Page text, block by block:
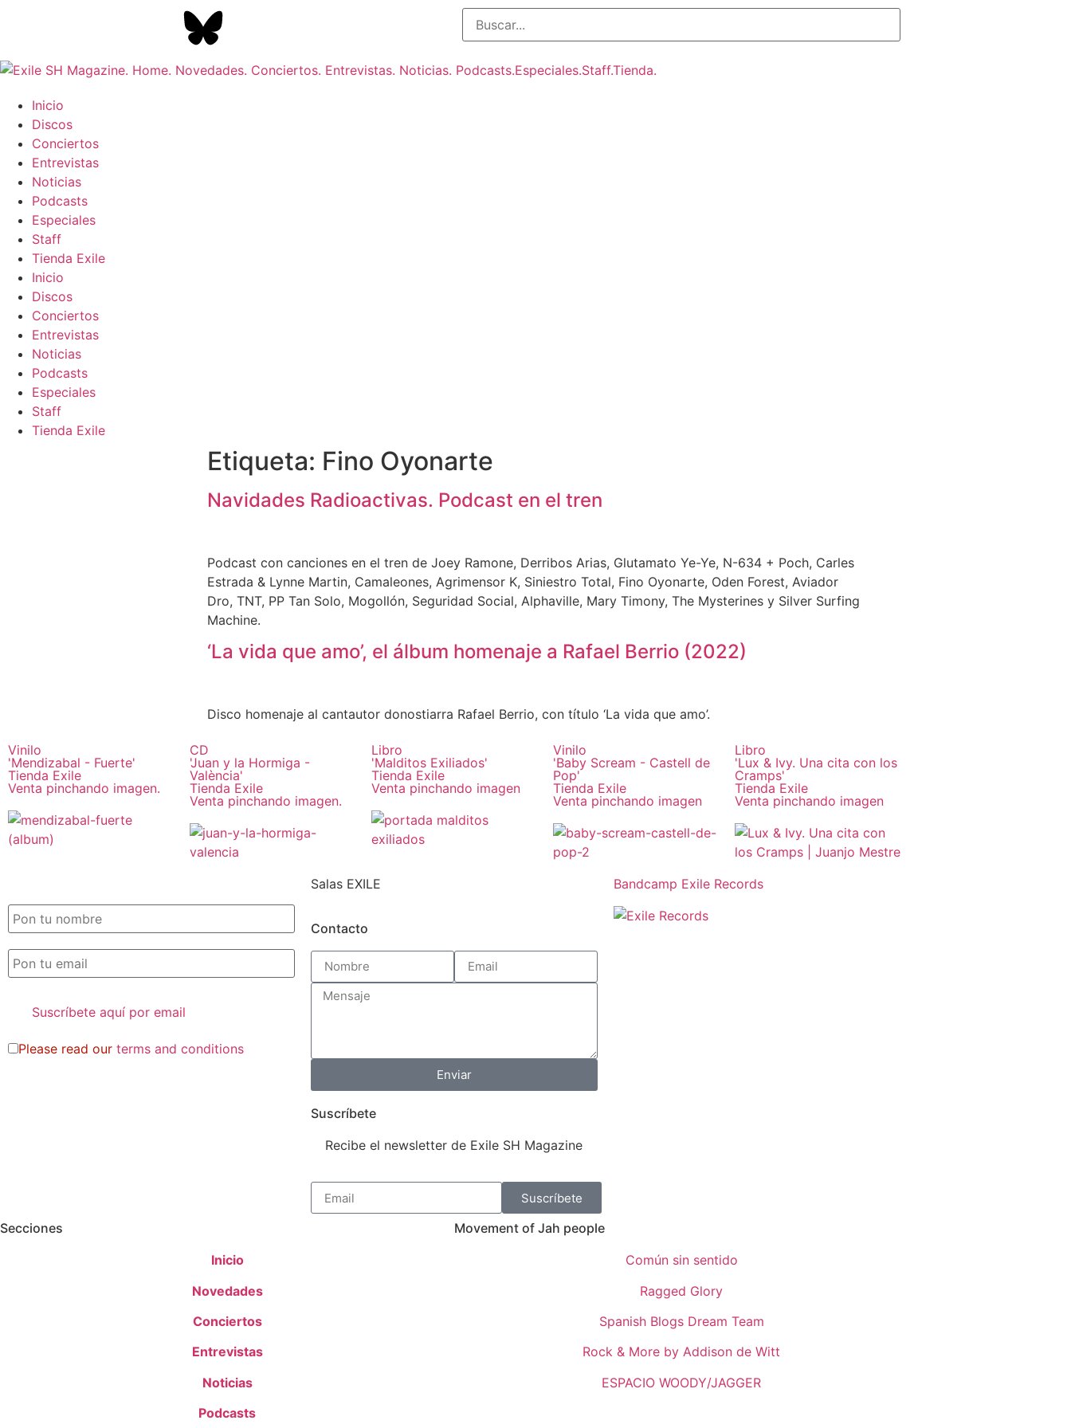
Inicio
Discos
Conciertos
Entrevistas
Noticias
Podcasts
Especiales
Staff
Tienda Exile
Inicio
Discos
Conciertos
Entrevistas
Noticias
Podcasts
Especiales
Staff
Tienda Exile
Etiqueta: Fino Oyonarte
Navidades Radioactivas. Podcast en el tren
Podcast con canciones en el tren de Joey Ramone, Derribos Arias, Glutamato Ye-Ye, N-634 + Poch, Carles
Estrada & Lynne Martin, Camaleones, Agrimensor K, Siniestro Total, Fino Oyonarte, Oden Forest, Aviador
Dro, TNT, PP Tan Solo, Mogollón, Seguridad Social, Alphaville, Mary Timony, The Mysterines y Silver Surfing
Machine.
‘La vida que amo’, el álbum homenaje a Rafael Berrio (2022)
Disco homenaje al cantautor donostiarra Rafael Berrio, con título ‘La vida que amo’.
Vinilo
'Mendizabal - Fuerte'
Tienda Exile
Venta pinchando imagen.
CD
'Juan y la Hormiga -
València'
Tienda Exile
Venta pinchando imagen.
Libro
'Malditos Exiliados'
Tienda Exile
Venta pinchando imagen
Vinilo
'Baby Scream - Castell de
Pop'
Tienda Exile
Venta pinchando imagen
Libro
'Lux & Ivy. Una cita con los
Cramps'
Tienda Exile
Venta pinchando imagen
Please read our terms and conditions
Salas EXILE
Contacto
Enviar
Suscríbete
Recibe el newsletter de Exile SH Magazine
Suscríbete
Bandcamp Exile Records
Secciones
Inicio
Novedades
Conciertos
Entrevistas
Noticias
Podcasts
Movement of Jah people
Común sin sentido
Ragged Glory
Spanish Blogs Dream Team
Rock & More by Addison de Witt
ESPACIO WOODY/JAGGER